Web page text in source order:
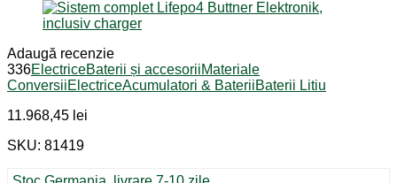
Adaugă recenzie
336ElectriceBaterii și accesoriiMateriale
ConversiiElectriceAcumulatori & BateriiBaterii Litiu
11.968,45 lei
SKU: 81419